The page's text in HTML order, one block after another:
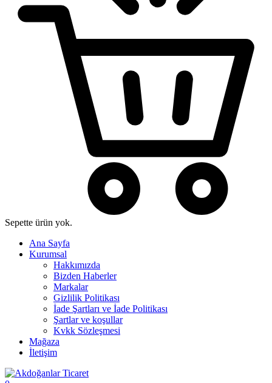
Sepette ürün yok.
Ana Sayfa
Kurumsal
Hakkımızda
Bizden Haberler
Markalar
Gizlilik Politikası
İade Şartları ve İade Politikası
Şartlar ve koşullar
Kvkk Sözleşmesi
Mağaza
İletişim